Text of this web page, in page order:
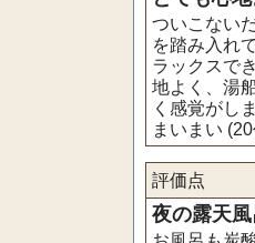
ついこない
を踏み入れ
ラックスで
地よく、湯
く感覚がし
まいまい
評価点
夜の露天